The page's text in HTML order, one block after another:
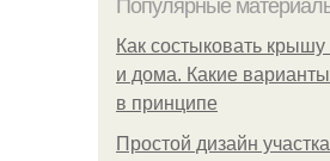
Популярные
Как состыковать крышу
и дома. Какие
в принципе
Простой дизайн